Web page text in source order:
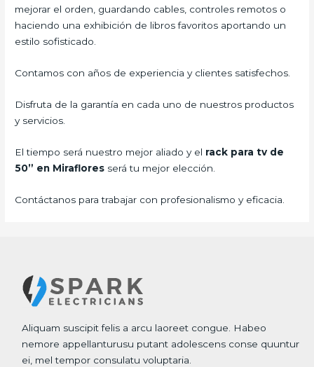
mejorar el orden, guardando cables, controles remotos o
haciendo una exhibición de libros favoritos aportando un
estilo sofisticado.
Contamos con años de experiencia y clientes satisfechos.
Disfruta de la garantía en cada uno de nuestros productos
y servicios.
El tiempo será nuestro mejor aliado y el rack para tv de
50” en Miraflores será tu mejor elección.
Contáctanos para trabajar con profesionalismo y eficacia.
Aliquam suscipit felis a arcu laoreet congue. Habeo
nemore appellanturusu putant adolescens conse quuntur
ei, mel tempor consulatu voluptaria.